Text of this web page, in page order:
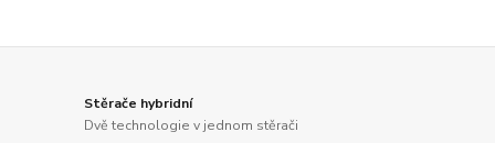
Stěrače hybridní
Dvě technologie v jednom stěrači